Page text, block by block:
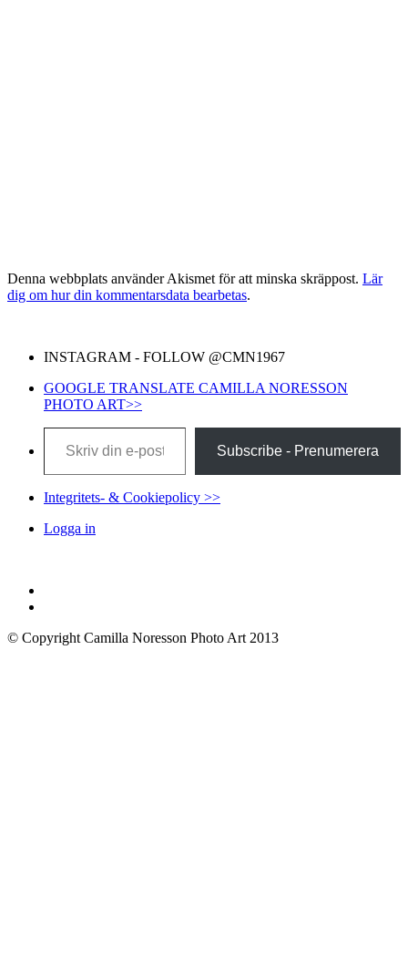
Denna webbplats använder Akismet för att minska skräppost. Lär
dig om hur din kommentarsdata bearbetas.
INSTAGRAM - FOLLOW @CMN1967
GOOGLE TRANSLATE CAMILLA NORESSON
PHOTO ART>>
Skriv din e-post …
Subscribe - Prenumerera
Integritets- & Cookiepolicy >>
Logga in
© Copyright Camilla Noresson Photo Art 2013